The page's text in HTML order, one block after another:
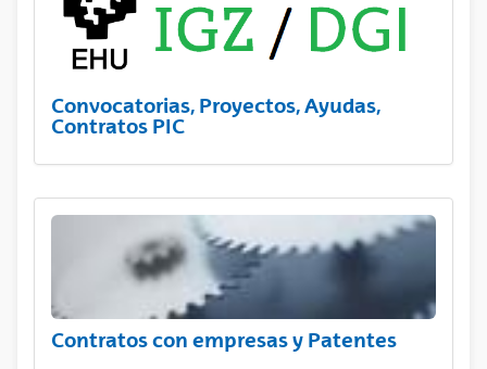
Convocatorias, Proyectos, Ayudas,
Contratos PIC
Contratos con empresas y Patentes